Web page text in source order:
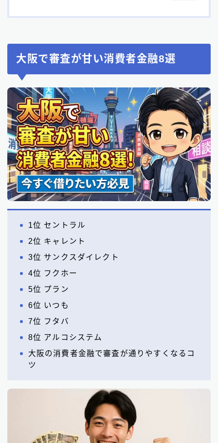
大阪で審査が甘い消費者金融8選
1位 セントラル
2位 キャレント
3位 サンクスダイレクト
4位 フクホー
5位 プラン
6位 いつも
7位 フタバ
8位 アルコシステム
大阪の消費者金融で審査が通りやすくなるコ
ツ